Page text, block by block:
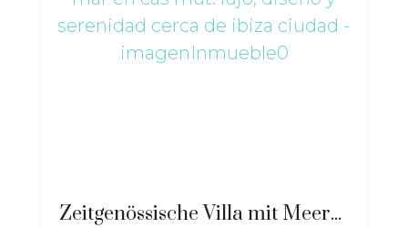
Zeitgenössische Villa mit Meerblick in Cas Mut: Luxus, Design und Ruhe in der Nähe von Ibiza-Stadt – ri-2517